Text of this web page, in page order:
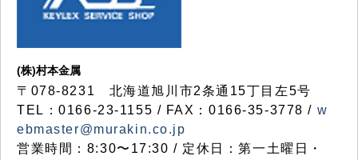
(株)村本金属
〒078-8231 北海道旭川市2条通15丁目左5号
TEL：0166-23-1155 / FAX：0166-35-3778 / w
ebmaster@murakin.co.jp
営業時間：8:30〜17:30 / 定休日：第一土曜日・